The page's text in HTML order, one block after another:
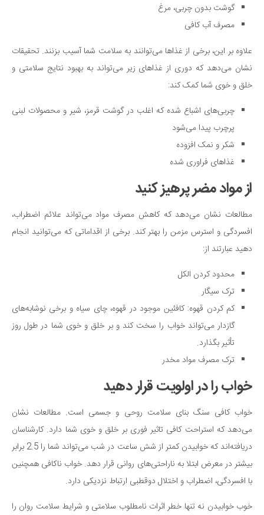
گوشت بدون چربی، مرغ
مصرف آب کافی
علاوه بر این، برخی از غذاها می‌توانند به سلامت شما آسیب بزنند. تحقیقات
نشان می‌دهد که دوری از غذاهای زیر می‌تواند به بهبود نتایج سلامتی و
خلق و خوی شما کمک کند:
چربی‌های اشباع شده که اغلب در گوشت قرمز، شیر و محصولات لبنی
پرچرب پیدا می‌شود
شکر و نمک افزوده
غذاهای فراوری شده
از مواد مضر پرهیز کنید
مطالعات نشان می‌دهد که کاهش مصرف مواد می‌تواند علائم اضطراب،
افسردگی و استرس مزمن را بهتر کند. برخی از اقداماتی که می‌توانید انجام
دهید عبارتند از:
محدود کردن الکل
ترک سیگار
کم کردن قهوه: کافئین موجود در قهوه، چای سیاه و برخی نوشابه‌های
گازدار می‌تواند خواب را سخت کند و بر خلق و خوی شما در طول روز
تأثیر بگذارد.
ترک مصرف مواد مخدر
خواب را در اولویت قرار دهید
خواب کافی سنگ بنای سلامت روحی و جسمی است. مطالعات نشان
می‌دهد که استراحت کافی تاثیر فوری بر خلق و خوی شما دارد. کارشناسان
دریافته‌اند که خوابیدن کمتر از شش ساعت در شب می‌تواند شما را 2.5 برابر
بیشتر در معرض ابتلا به ناراحتی‌های روانی قرار دهد. خواب ناکافی همچنین
با افسردگی، اضطراب و اختلال دوقطبی ارتباط نزدیکی دارد.
خوب خوابیدن نه تنها خطر اثرات نامطلوب سلامتی و شرایط سلامت روان را